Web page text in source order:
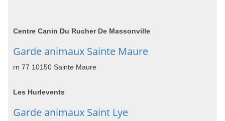
Centre Canin Du Rucher De Massonville
Garde animaux Sainte Maure
rn 77 10150 Sainte Maure
Les Hurlevents
Garde animaux Saint Lye